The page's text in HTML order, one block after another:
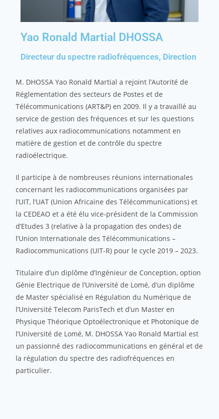
Yao Ronald Martial DHOSSA
Directeur du spectre radiofréquences, Direction
M. DHOSSA Yao Ronald Martial a rejoint l’Autorité de
Réglementation des secteurs de Postes et de
Télécommunications (ART&P) en 2009. Il y a travaillé au
service de gestion des fréquences et sur les questions
relatives aux radiocommunications notamment en
matière de gestion et de contrôle du spectre
radioélectrique.
Il participe à de nombreuses réunions internationales
concernant les radiocommunications organisées par
l’UIT, l’UAT (Union Africaine des Télécommunications) et
la CEDEAO et a été élu vice-président de la Commission
d’Etudes 3 (relative à la propagation des ondes) de
l’Union Internationale des Télécommunications –
Radiocommunications (UIT-R) pour le cycle 2019 – 2023.
Titulaire d’un diplôme d’Ingénieur de Conception, option
Génie Electrique de l’Université de Lomé, d’un diplôme
de Master spécialisé en Régulation du Numérique de
l’Université Telecom ParisTech et d’un Master en
Physique Théorique Optoélectronique et Photonique de
l’Université de Lomé, M. DHOSSA Yao Ronald Martial est
un passionné des radiocommunications en général et de
la régulation du spectre des radiofréquences en
particulier.